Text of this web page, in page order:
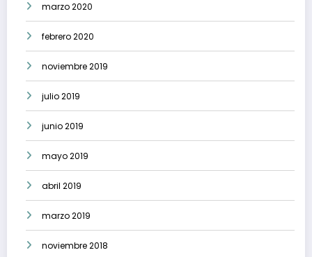
marzo 2020
febrero 2020
noviembre 2019
julio 2019
junio 2019
mayo 2019
abril 2019
marzo 2019
noviembre 2018